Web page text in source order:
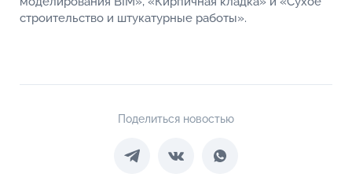
строительство и штукатурные работы».
Поделиться новостью